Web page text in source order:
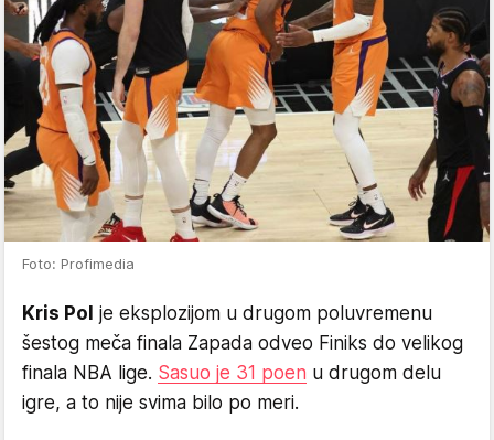
Foto: Profimedia
Kris Pol je eksplozijom u drugom poluvremenu
šestog meča finala Zapada odveo Finiks do velikog
finala NBA lige. Sasuo je 31 poen u drugom delu
igre, a to nije svima bilo po meri.